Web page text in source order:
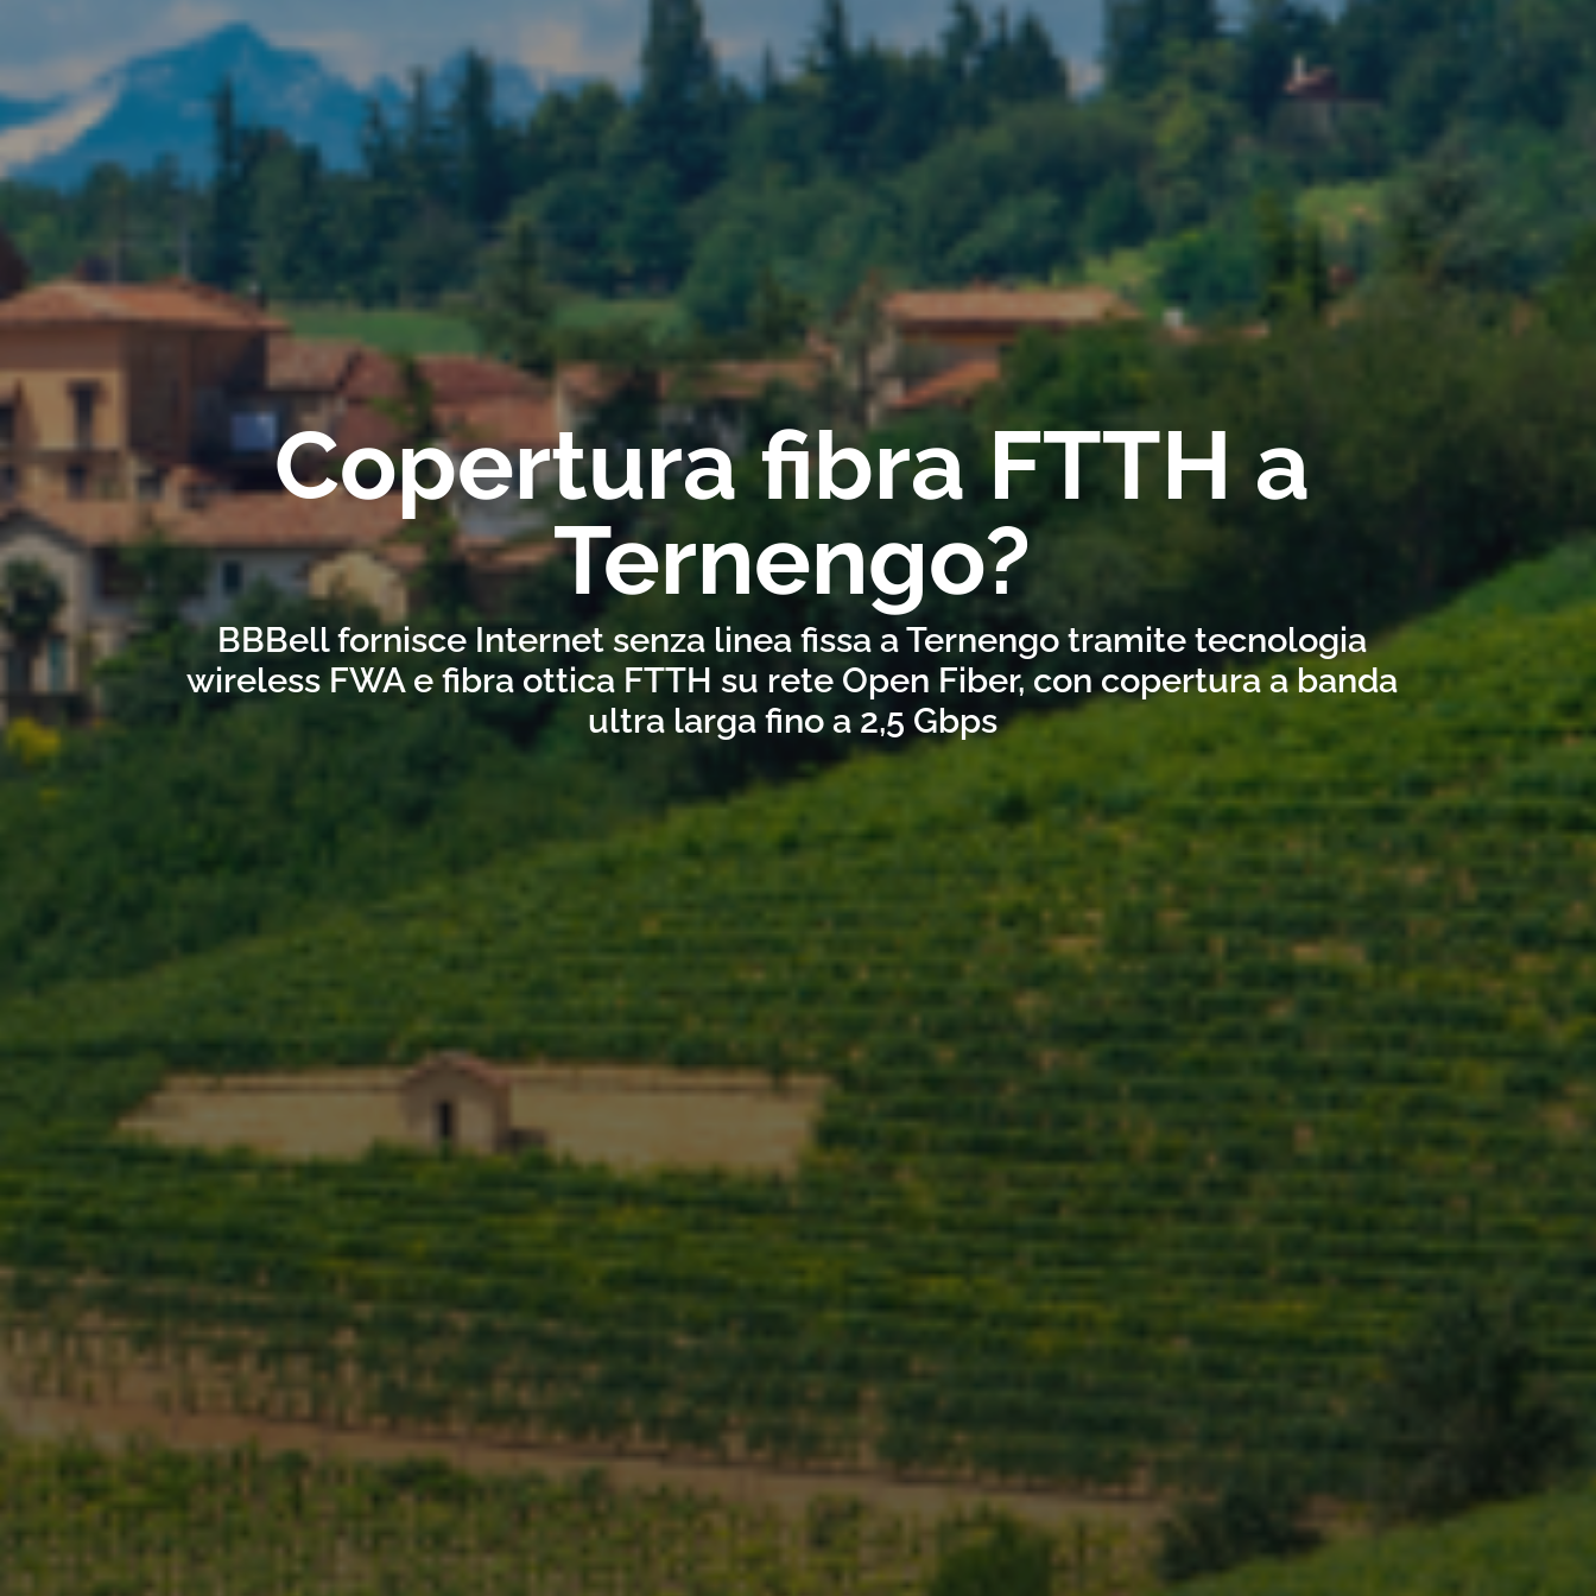
Copertura fibra FTTH a
Ternengo?
BBBell fornisce Internet senza linea fissa a Ternengo tramite tecnologia
wireless FWA e fibra ottica FTTH su rete Open Fiber, con copertura a banda
ultra larga fino a 2,5 Gbps